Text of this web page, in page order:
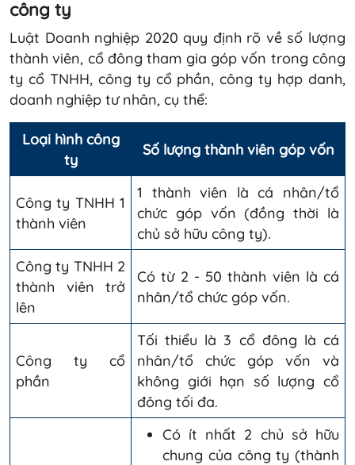
công ty
Luật Doanh nghiệp 2020 quy định rõ về số lượng
thành viên, cổ đông tham gia góp vốn trong công
ty cổ TNHH, công ty cổ phần, công ty hợp danh,
doanh nghiệp tư nhân, cụ thể:
Loại hình công
ty
Số lượng thành viên góp vốn
Công ty TNHH 1
thành viên
1 thành viên là cá nhân/tổ
chức góp vốn (đồng thời là
chủ sở hữu công ty).
Công ty TNHH 2
thành viên trở
lên
Có từ 2 - 50 thành viên là cá
nhân/tổ chức góp vốn.
Công ty cổ
phần
Tối thiểu là 3 cổ đông là cá
nhân/tổ chức góp vốn và
không giới hạn số lượng cổ
đông tối đa.
Có ít nhất 2 chủ sở hữu
chung của công ty (thành